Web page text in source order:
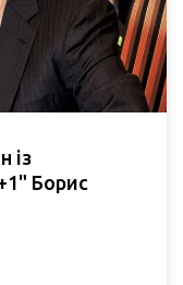
із
Борис